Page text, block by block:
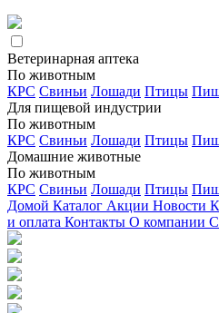
Ветеринарная аптека
По животным
КРС Свиньи Лошади Птицы
Для пищевой индустрии
По животным
КРС Свиньи Лошади Птицы
Домашние животные
По животным
КРС Свиньи Лошади Птицы
Домой Каталог Акции Новости
и оплата Контакты О компании